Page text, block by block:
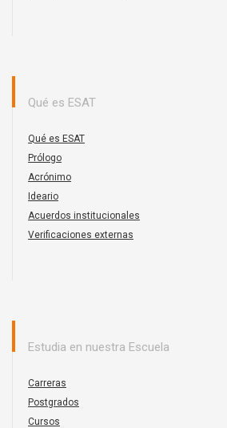
Qué es ESAT
Qué es ESAT
Prólogo
Acrónimo
Ideario
Acuerdos institucionales
Verificaciones externas
Estudia en nuestra Escuela
Carreras
Postgrados
Cursos